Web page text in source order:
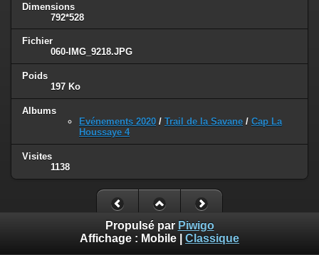
Dimensions
792*528
Fichier
060-IMG_9218.JPG
Poids
197 Ko
Albums
Evénements 2020 / Trail de la Savane / Cap La
Houssaye 4
Visites
1138
Propulsé par Piwigo
Affichage : Mobile Classique